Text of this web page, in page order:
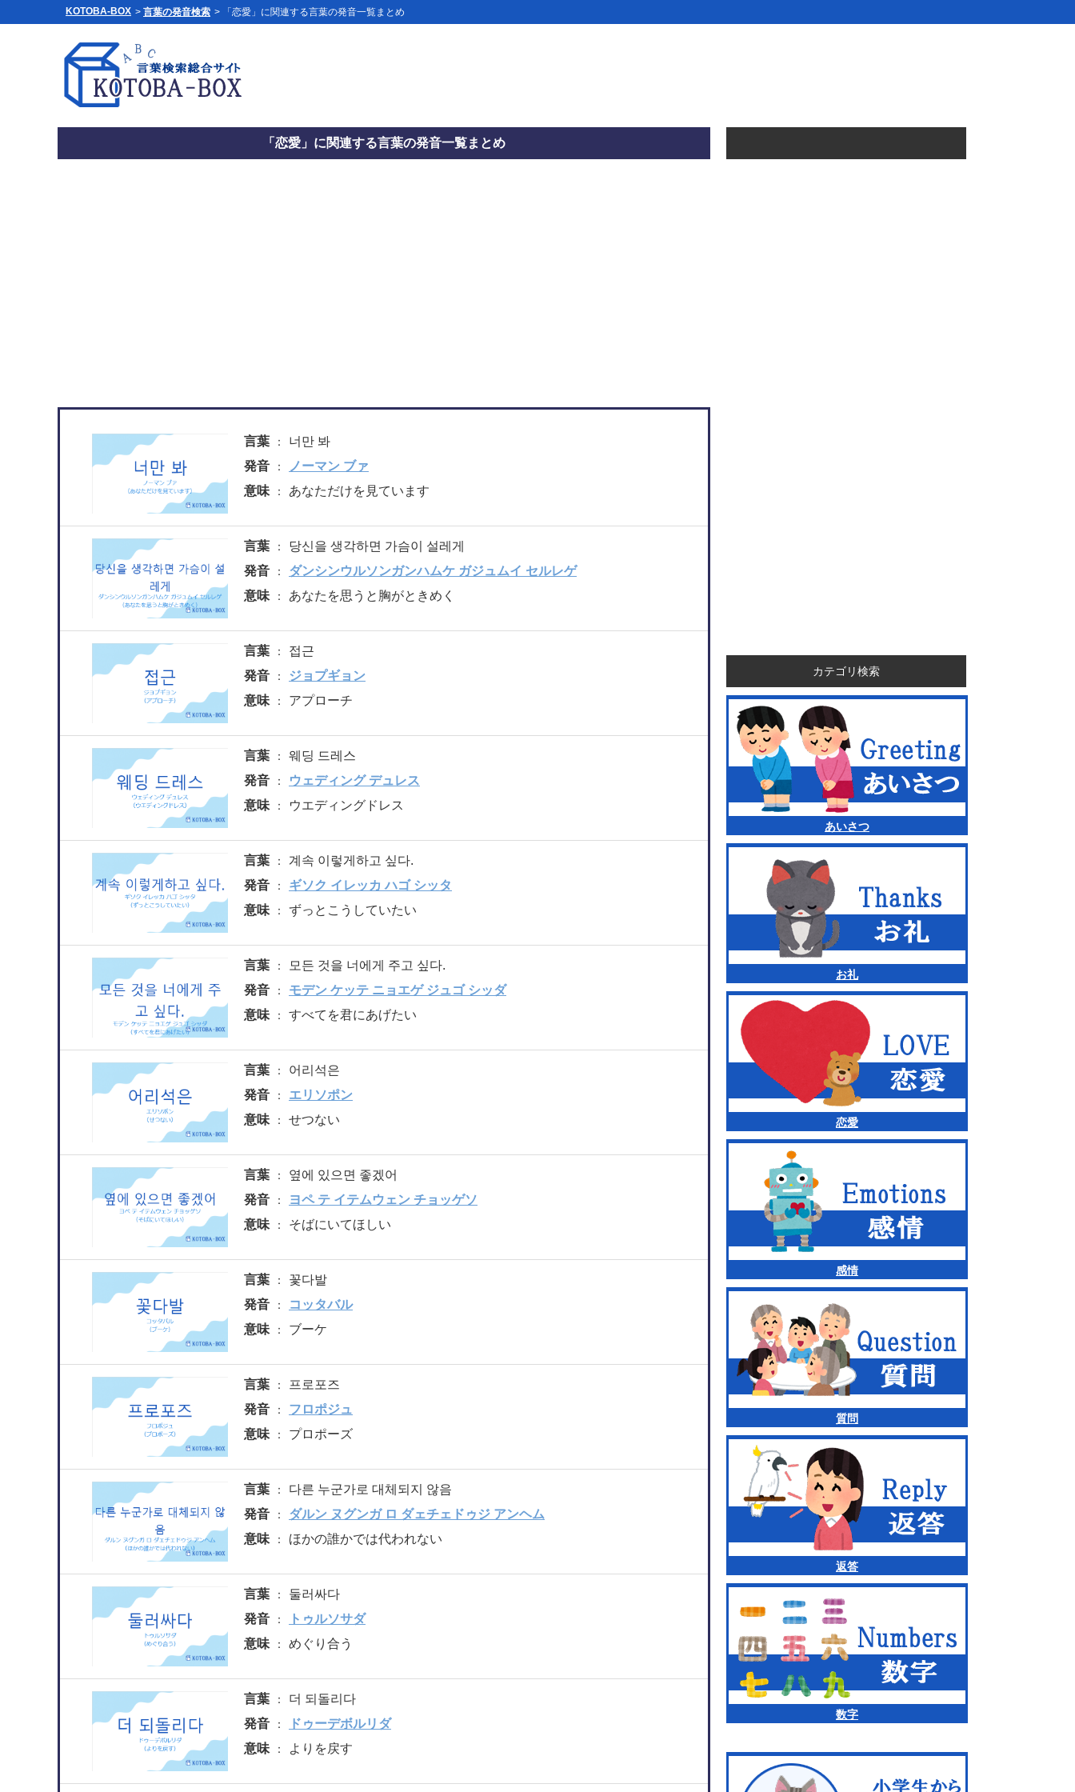
KOTOBA-BOX > 言葉の発音検索 > 「恋愛」に関連する言葉の発音一覧まとめ
「恋愛」に関連する言葉の発音一覧まとめ
言葉
너만 봐
発音
ノーマン ブァ
意味
あなただけを見ています
言葉
당신을 생각하면 가슴이 설레게
発音
ダンシンウルソンガンハムケ ガジュムイ セルレゲ
意味
あなたを思うと胸がときめく
言葉
접근
発音
ジョプギョン
意味
アプローチ
言葉
웨딩 드레스
発音
ウェディング デュレス
意味
ウエディングドレス
言葉
계속 이렇게하고 싶다.
発音
ギソク イレッカ ハゴ シッタ
意味
ずっとこうしていたい
言葉
모든 것을 너에게 주고 싶다.
発音
モデン ケッテ ニョエゲ ジュゴ シッダ
意味
すべてを君にあげたい
言葉
어리석은
発音
エリソポン
意味
せつない
言葉
옆에 있으면 좋겠어
発音
ヨペ テ イテムウェン チョッゲソ
意味
そばにいてほしい
言葉
꽃다발
発音
コッタバル
意味
ブーケ
言葉
프로포즈
発音
フロポジュ
意味
プロポーズ
言葉
다른 누군가로 대체되지 않음
発音
ダルン ヌグンガ ロ ダェチェドゥジ アンヘム
意味
ほかの誰かでは代われない
言葉
둘러싸다
発音
トゥルソサダ
意味
めぐり合う
言葉
더 되돌리다
発音
ドゥーデボルリダ
意味
よりを戻す
カテゴリ検索
あいさつ
お礼
恋愛
感情
質問
返答
数字